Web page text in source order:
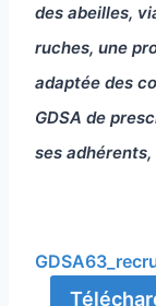
des abeilles,
ruches, une
adaptée des
GDSA de
ses